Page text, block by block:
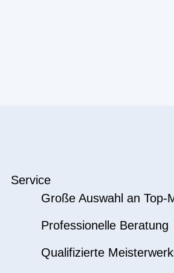
Service
Große Auswahl an Top-
Professionelle Beratung
Qualifizierte